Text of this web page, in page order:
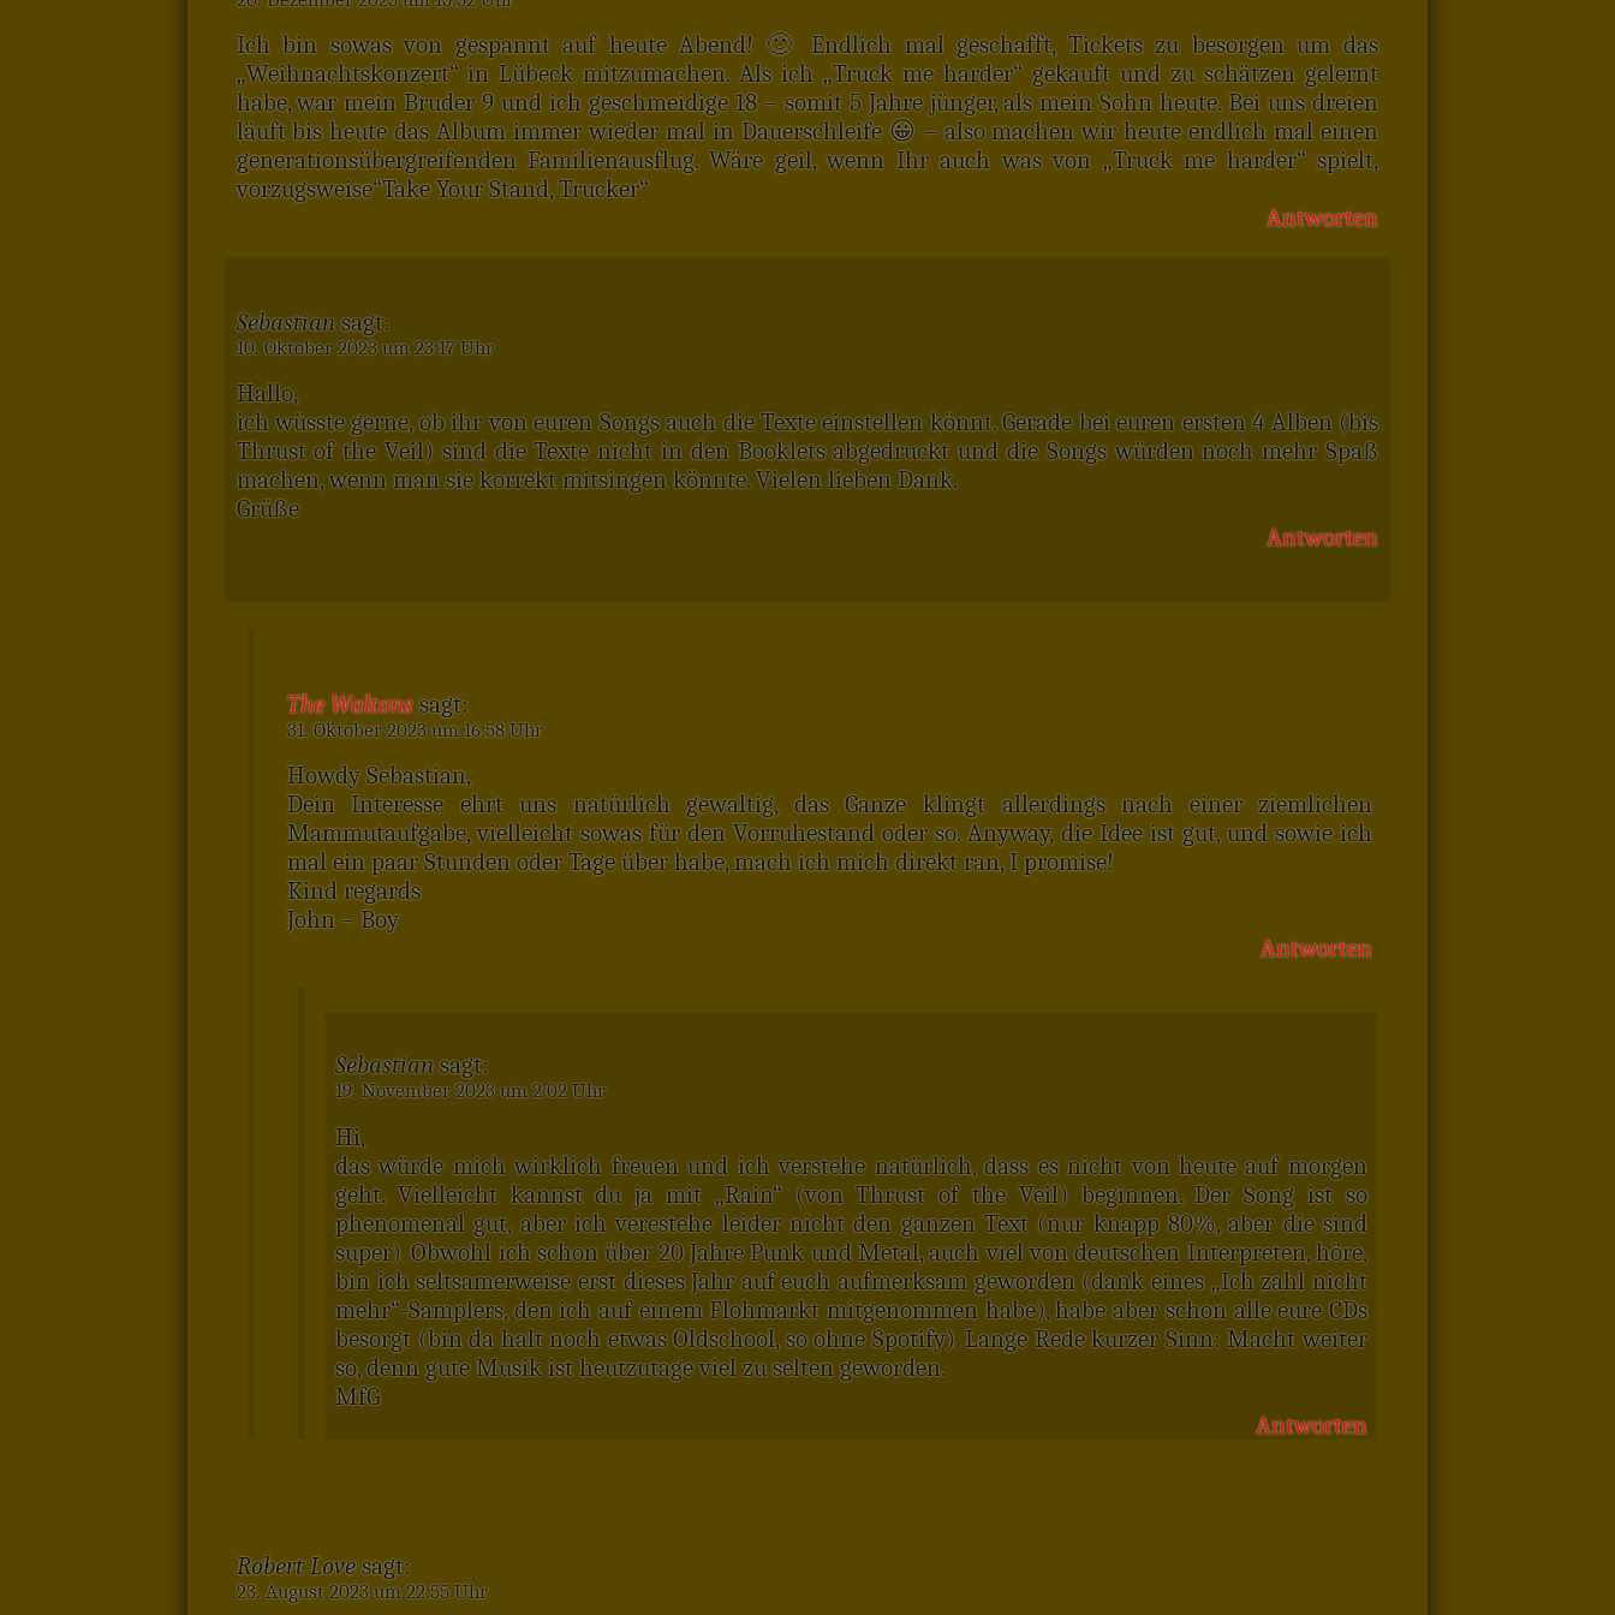
Ich bin sowas von gespannt auf heute Abend! 🙂 Endlich mal geschafft, Tickets zu besorgen um das
„Weihnachtskonzert“ in Lübeck mitzumachen. Als ich „Truck me harder“ gekauft und zu schätzen gelernt
habe, war mein Bruder 9 und ich geschmeidige 18 – somit 5 Jahre jünger, als mein Sohn heute. Bei uns dreien
läuft bis heute das Album immer wieder mal in Dauerschleife 😀 – also machen wir heute endlich mal einen
generationsübergreifenden Familienausflug. Wäre geil, wenn Ihr auch was von „Truck me harder“ spielt,
vorzugsweise“Take Your Stand, Trucker“
Antworten
Sebastian sagt:
10. Oktober 2023 um 23:17 Uhr
Hallo,
ich wüsste gerne, ob ihr von euren Songs auch die Texte einstellen könnt. Gerade bei euren ersten 4 Alben (bis
Thrust of the Veil) sind die Texte nicht in den Booklets abgedruckt und die Songs würden noch mehr Spaß
machen, wenn man sie korrekt mitsingen könnte. Vielen lieben Dank.
Grüße
Antworten
The Waltons sagt:
31. Oktober 2023 um 16:58 Uhr
Howdy Sebastian,
Dein Interesse ehrt uns natürlich gewaltig, das Ganze klingt allerdings nach einer ziemlichen
Mammutaufgabe, vielleicht sowas für den Vorruhestand oder so. Anyway, die Idee ist gut, und sowie ich
mal ein paar Stunden oder Tage über habe, mach ich mich direkt ran, I promise!
Kind regards
John – Boy
Antworten
Sebastian sagt:
19. November 2023 um 2:02 Uhr
Hi,
das würde mich wirklich freuen und ich verstehe natürlich, dass es nicht von heute auf morgen
geht. Vielleicht kannst du ja mit „Rain“ (von Thrust of the Veil) beginnen. Der Song ist so
phenomenal gut, aber ich verestehe leider nicht den ganzen Text (nur knapp 80%, aber die sind
super). Obwohl ich schon über 20 Jahre Punk und Metal, auch viel von deutschen Interpreten, höre,
bin ich seltsamerweise erst dieses Jahr auf euch aufmerksam geworden (dank eines „Ich zahl nicht
mehr“-Samplers, den ich auf einem Flohmarkt mitgenommen habe), habe aber schon alle eure CDs
besorgt (bin da halt noch etwas Oldschool, so ohne Spotify). Lange Rede kurzer Sinn: Macht weiter
so, denn gute Musik ist heutzutage viel zu selten geworden.
MfG
Antworten
Robert Love sagt:
23. August 2023 um 22:55 Uhr